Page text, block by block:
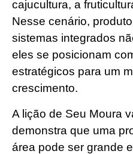
cajucultura, a
Nesse cenário,
sistemas integrados
eles se posicionam
estratégicos para um
crescimento.
A lição de Seu Moura
demonstra que uma
área pode ser grande